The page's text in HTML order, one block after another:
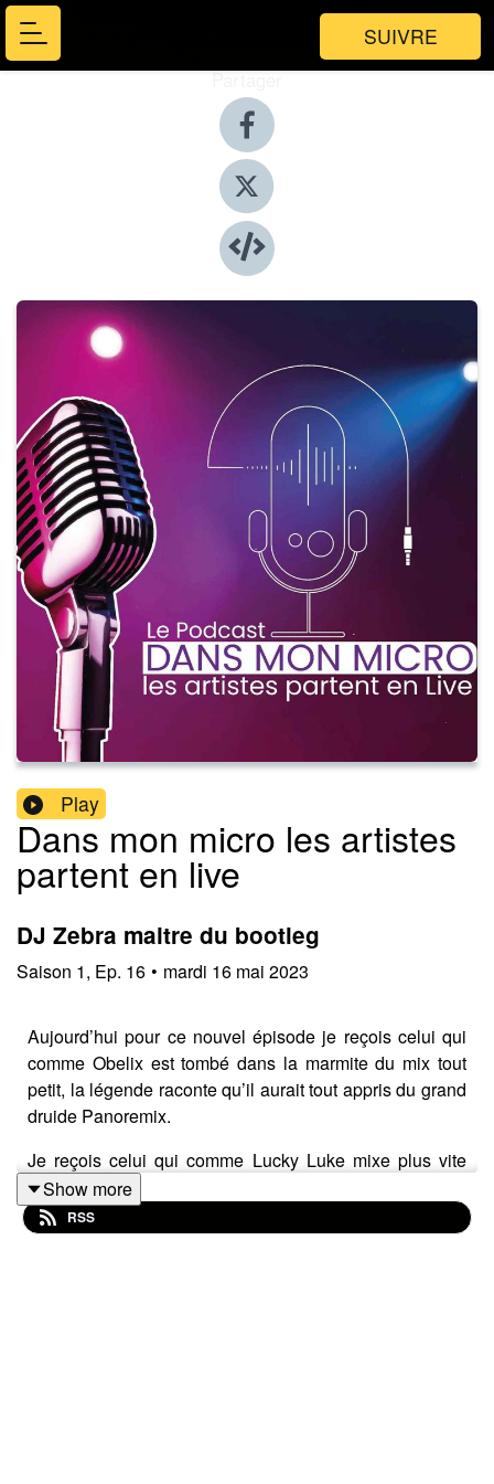
SUIVRE
Partager
Play
Dans mon micro les artistes
partent en live
DJ Zebra maitre du bootleg
Saison 1, Ep. 16 • mardi 16 mai 2023
Aujourd’hui pour ce nouvel épisode je reçois celui qui
comme Obelix est tombé dans la marmite du mix tout
petit, la légende raconte qu’il aurait tout appris du grand
druide Panoremix.
Je reçois celui qui comme Lucky Luke mixe plus vite
que son ombre...
Je reçois celui que rien n’arrête, aucuns défis, aucune
Show more
RSS